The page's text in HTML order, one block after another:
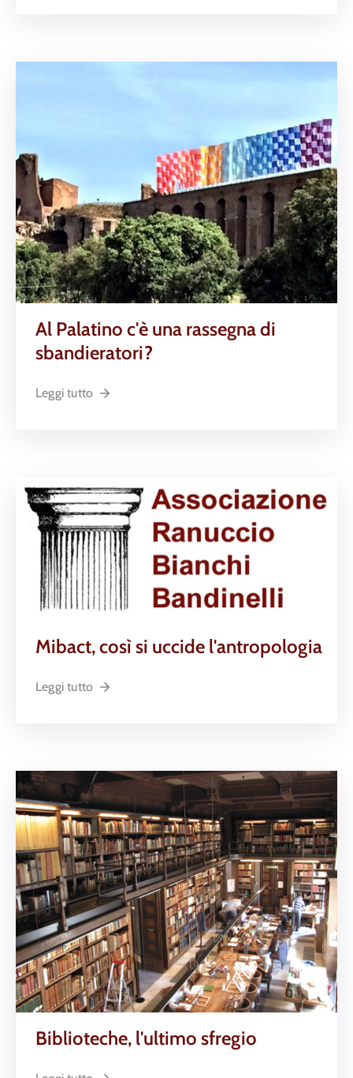
Al Palatino c'è una rassegna di
sbandieratori?
Leggi tutto
Mibact, così si uccide l'antropologia
Leggi tutto
Biblioteche, l'ultimo sfregio